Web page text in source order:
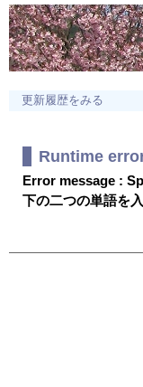
更新履歴をみる
Runtime
Error message :
下の二つの単語を